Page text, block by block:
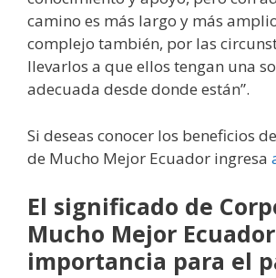
camino es más largo y más
complejo también, por las
llevarlos a que ellos tengan una
adecuada desde donde están”.
Si deseas conocer los beneficios
de Mucho Mejor Ecuador ingresa
El significado de
Mucho Mejor
importancia para el